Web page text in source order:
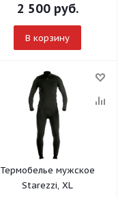
2 500руб.
В корзину
Термобелье мужское
Starezzi, XL